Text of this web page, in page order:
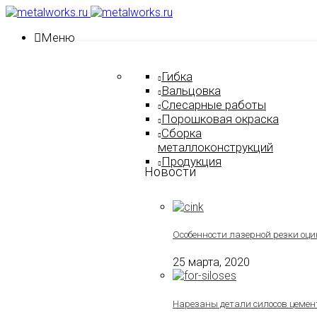
Меню
Гибка
Вальцовка
Слесарные работы
Порошковая окраска
Сборка
металлоконструкций
Продукция
Новости
Особенности лазерной резки
25 марта, 2020
Нарезаны детали силосов